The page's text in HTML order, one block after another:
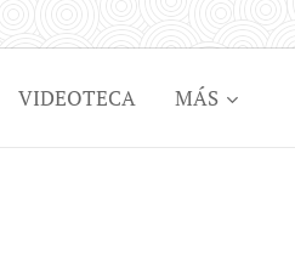
VIDEOTECA MÁS